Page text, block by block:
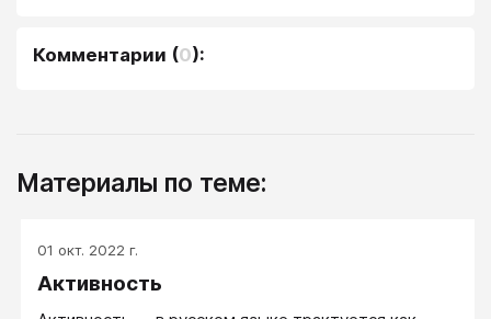
Комментарии (0):
Материалы по теме:
01 окт. 2022 г.
Активность